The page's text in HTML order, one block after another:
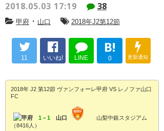
2018.05.03 17:19 38
甲府 ・ 山口 2018年J2第12節
11 いいね! LINE
B!
0 更新通知
2018年 J2 第12節 ヴァンフォーレ甲府 VS レノファ山口
FC
甲府 1－1 山口
山梨中銀スタジアム
（8416人）